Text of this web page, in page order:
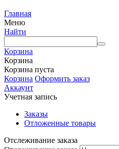
Главная
Меню
Найти
Корзина
Корзина
Корзина пуста
Корзина Оформить заказ
Аккаунт
Учетная запись
Заказы
Отложенные товары
Отслеживание заказа